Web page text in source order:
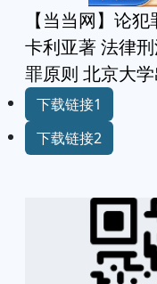
【当当网】论
卡利亚著 法律
罪原则 北京大
下载链接1
下载链接2